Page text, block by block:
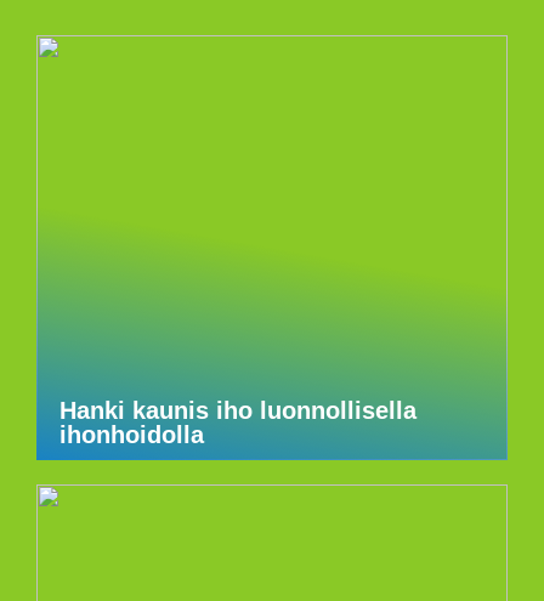
Hanki kaunis iho luonnollisella
ihonhoidolla